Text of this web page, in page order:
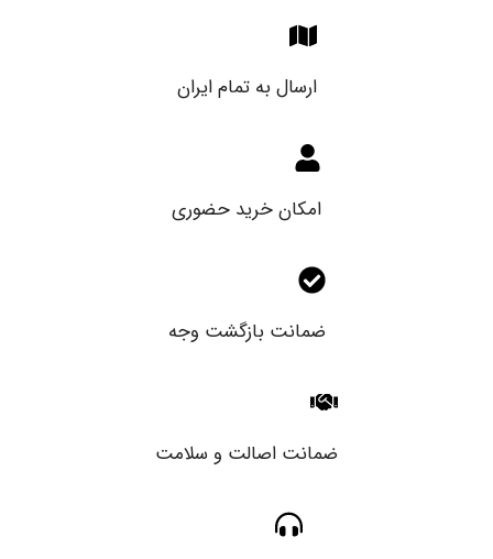
ارسال به تمام ایران
امکان خرید حضوری
ضمانت بازگشت وجه
ضمانت اصالت و سلامت